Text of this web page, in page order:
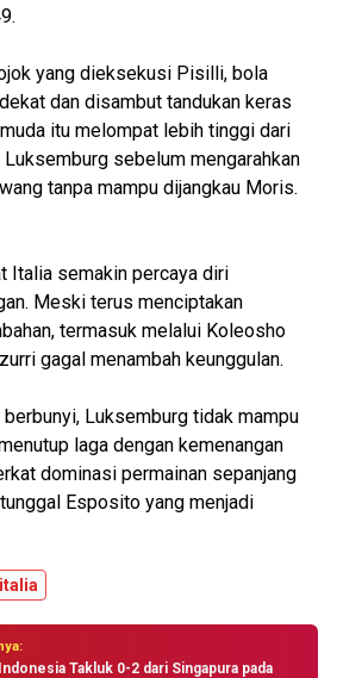
yang dieksekusi Pisilli, bola
dan disambut tandukan keras
itu melompat lebih tinggi dari
sebelum mengarahkan
tanpa mampu dijangkau Moris.
Italia semakin percaya diri
Meski terus menciptakan
termasuk melalui Koleosho
gagal menambah keunggulan.
Luksemburg tidak mampu
laga dengan kemenangan
dominasi permainan sepanjang
Esposito yang menjadi
italia
Takluk 0-2 dari Singapura pada